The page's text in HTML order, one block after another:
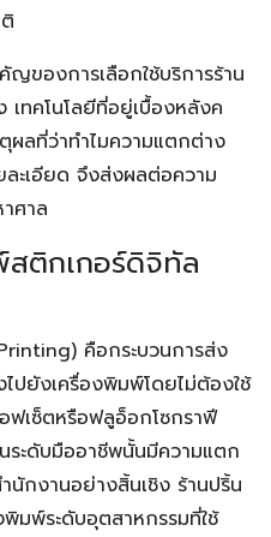
ญของการเลือกใช้บริการร้าน
ทคโนโลยีที่อยู่เบื้องหลังค
ผลที่ว่าทำไมความแตกต่าง
ละเอียด จึงส่งผลต่อความ
ศาล
ติกเกอร์ดิจิทัล
คือกระบวนการส่ง
ปยังเครื่องพิมพ์โดยไม่ต้องใช้
ฟเซ็ตหรือฟลูอ็อกโซกราฟี
ระดับมืออาชีพนั้นมีความแตก
นักงานอย่างสิ้นเชิง ร้านปริ้น
พิมพ์ระดับอุตสาหกรรมที่ใช้